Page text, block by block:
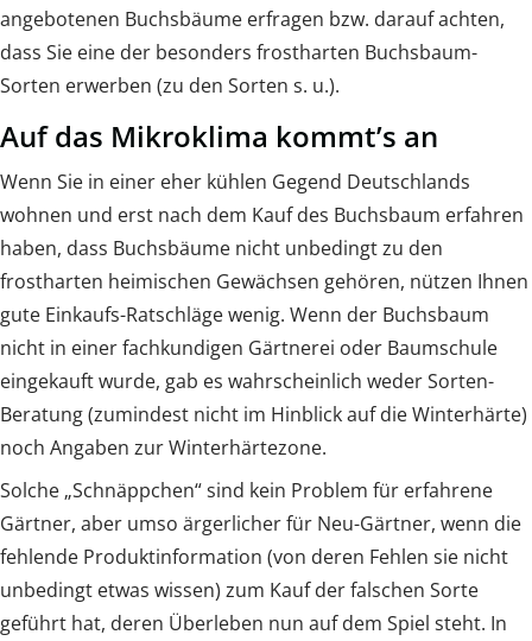
angebotenen Buchsbäume erfragen bzw. darauf achten,
dass Sie eine der besonders frostharten Buchsbaum-
Sorten erwerben (zu den Sorten s. u.).
Auf das Mikroklima kommt’s an
Wenn Sie in einer eher kühlen Gegend Deutschlands
wohnen und erst nach dem Kauf des Buchsbaum erfahren
haben, dass Buchsbäume nicht unbedingt zu den
frostharten heimischen Gewächsen gehören, nützen Ihnen
gute Einkaufs-Ratschläge wenig. Wenn der Buchsbaum
nicht in einer fachkundigen Gärtnerei oder Baumschule
eingekauft wurde, gab es wahrscheinlich weder Sorten-
Beratung (zumindest nicht im Hinblick auf die Winterhärte)
noch Angaben zur Winterhärtezone.
Solche „Schnäppchen“ sind kein Problem für erfahrene
Gärtner, aber umso ärgerlicher für Neu-Gärtner, wenn die
fehlende Produktinformation (von deren Fehlen sie nicht
unbedingt etwas wissen) zum Kauf der falschen Sorte
geführt hat, deren Überleben nun auf dem Spiel steht. In